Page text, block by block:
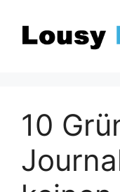
Inhalt
springen
10